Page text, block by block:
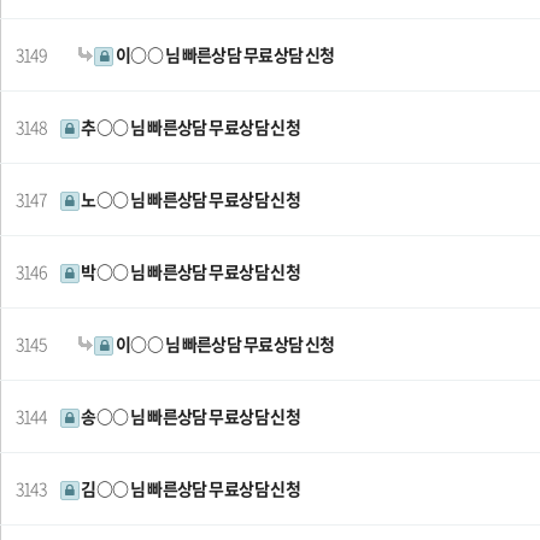
3149 이○○ 님 빠른상담 무료상담 신청
3148 추○○ 님 빠른상담 무료상담 신청
3147 노○○ 님 빠른상담 무료상담 신청
3146 박○○ 님 빠른상담 무료상담 신청
3145 이○○ 님 빠른상담 무료상담 신청
3144 송○○ 님 빠른상담 무료상담 신청
3143 김○○ 님 빠른상담 무료상담 신청